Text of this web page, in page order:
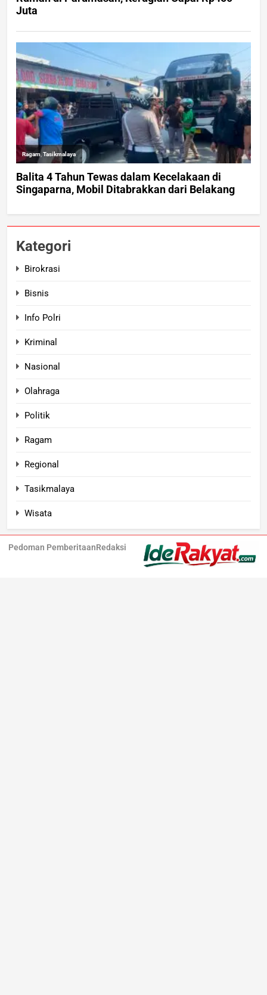
Kategori
Birokrasi
Bisnis
Info Polri
Kriminal
Nasional
Olahraga
Politik
Ragam
Regional
Tasikmalaya
Wisata
Pedoman PemberitaanRedaksi